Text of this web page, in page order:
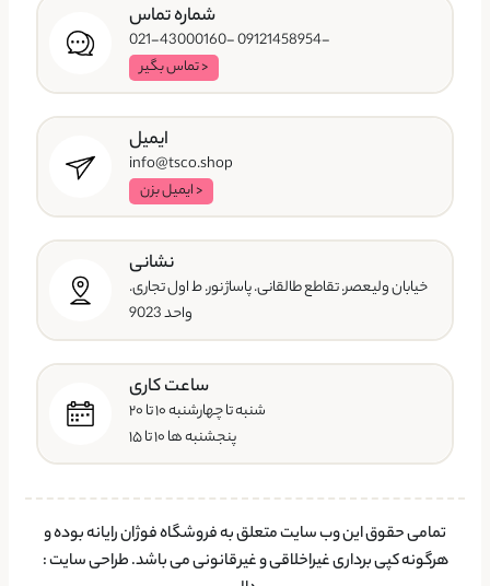
شماره تماس
-09121458954 -021-43000160
< تماس بگیر
ایمیل
info@tsco.shop
< ایمیل بزن
نشانی
خیابان ولیعصر. تقاطع طالقانی. پاساژ نور. ط اول تجاری.
واحد 9023
ساعت کاری
شنبه تا چهارشنبه ۱۰ تا ۲۰
پنجشنبه ها ۱۰ تا ۱۵
تمامی حقوق این وب سایت متعلق به فروشگاه فوژان رایانه بوده و
هرگونه کپی برداری غیراخلاقی و غیرقانونی می باشد.طراحی سایت: